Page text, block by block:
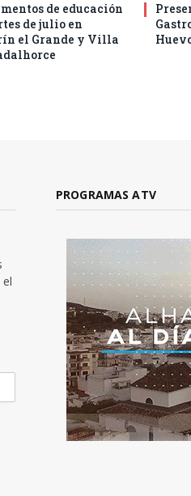
de educación
de julio en
el Grande y Villa
PROGRAMAS ATV